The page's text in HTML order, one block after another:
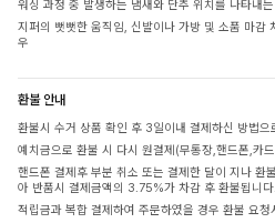
워싱 과정 중 발생하는 냄새와 단추 위치를 나타내
지퍼의 뻣뻣한 움직임, 신발이나 가방 및 소품 마감
우
환불 안내
환불시 수거 상품 확인 후 3일이내 결제하신 방법으
예치금으로 환불 시 다시 원결제(무통장,핸드폰,카
핸드폰 결제후 부분 취소 또는 결제한 달이 지나 환
아 반품시 결제금액의 3.75%가 차감 후 환불됩니다.
적립금과 복합 결제하여 주문하였을 경우 환불 요청